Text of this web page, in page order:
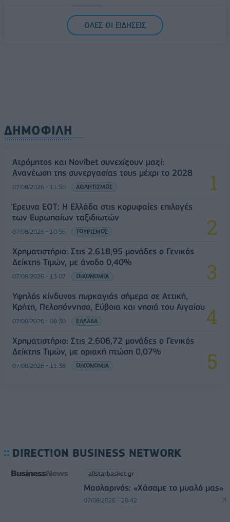
ΟΛΕΣ ΟΙ ΕΙΔΗΣΕΙΣ
ΔΗΜΟΦΙΛΗ
Ατρόμητος και Novibet συνεχίζουν μαζί:
Ανανέωση της συνεργασίας τους μέχρι το 2028
07/08/2026 - 11:50 ΑΘΛΗΤΙΣΜΟΣ
Έρευνα ΕΟΤ: Η Ελλάδα στις κορυφαίες επιλογές
των Ευρωπαίων ταξιδιωτών
07/08/2026 - 10:56 ΤΟΥΡΙΣΜΟΣ
Χρηματιστήριο: Στις 2.618,95 μονάδες ο Γενικός
Δείκτης Τιμών, με άνοδο 0,40%
07/08/2026 - 13:07 ΟΙΚΟΝΟΜΙΑ
Υψηλός κίνδυνος πυρκαγιάς σήμερα σε Αττική,
Κρήτη, Πελοπόννησο, Εύβοια και νησιά του Αιγαίου
07/08/2026 - 08:30 ΕΛΛΑΔΑ
Χρηματιστήριο: Στις 2.606,72 μονάδες ο Γενικός
Δείκτης Τιμών, με οριακή πτώση 0,07%
07/08/2026 - 11:38 ΟΙΚΟΝΟΜΙΑ
DIRECTION BUSINESS NETWORK
allstarbasket.gr
Μασλαρινός: «Χάσαμε το μυαλό μας»
07/08/2026 - 20:42